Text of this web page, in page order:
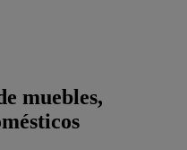
muebles,